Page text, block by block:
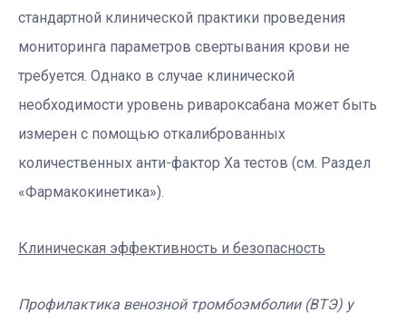
стандартной клинической практики проведения
мониторинга параметров свертывания крови не
требуется. Однако в случае клинической
необходимости уровень ривароксабана может быть
измерен с помощью откалиброванных
количественных анти-фактор Ха тестов (см. Раздел
«Фармакокинетика»).
Клиническая эффективность и безопасность
Профилактика венозной тромбоэмболии (ВТЭ) у